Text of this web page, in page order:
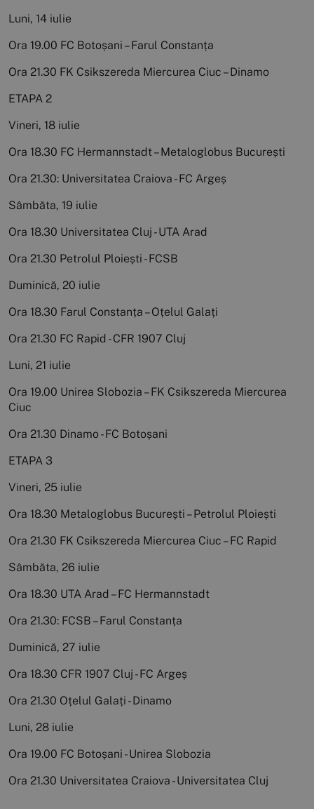
Luni, 14 iulie
Ora 19.00 FC Botoșani – Farul Constanța
Ora 21.30 FK Csikszereda Miercurea Ciuc – Dinamo
ETAPA 2
Vineri, 18 iulie
Ora 18.30 FC Hermannstadt – Metaloglobus București
Ora 21.30: Universitatea Craiova - FC Argeș
Sâmbăta, 19 iulie
Ora 18.30 Universitatea Cluj - UTA Arad
Ora 21.30 Petrolul Ploiești - FCSB
Duminică, 20 iulie
Ora 18.30 Farul Constanța – Oțelul Galați
Ora 21.30 FC Rapid - CFR 1907 Cluj
Luni, 21 iulie
Ora 19.00 Unirea Slobozia – FK Csikszereda Miercurea
Ciuc
Ora 21.30 Dinamo - FC Botoșani
ETAPA 3
Vineri, 25 iulie
Ora 18.30 Metaloglobus București – Petrolul Ploiești
Ora 21.30 FK Csikszereda Miercurea Ciuc – FC Rapid
Sâmbăta, 26 iulie
Ora 18.30 UTA Arad – FC Hermannstadt
Ora 21.30: FCSB – Farul Constanța
Duminică, 27 iulie
Ora 18.30 CFR 1907 Cluj - FC Argeș
Ora 21.30 Oțelul Galați - Dinamo
Luni, 28 iulie
Ora 19.00 FC Botoșani - Unirea Slobozia
Ora 21.30 Universitatea Craiova - Universitatea Cluj